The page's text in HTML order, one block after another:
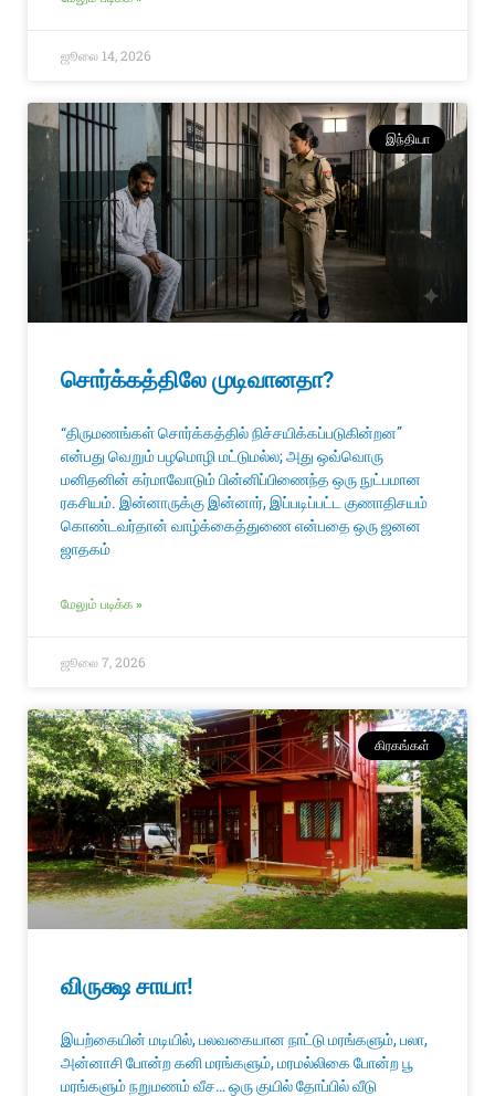
ஜூலை 14, 2026
இந்தியா
சொர்க்கத்திலே முடிவானதா?
“திருமணங்கள் சொர்க்கத்தில் நிச்சயிக்கப்படுகின்றன”
என்பது வெறும் பழமொழி மட்டுமல்ல; அது ஒவ்வொரு
மனிதனின் கர்மாவோடும் பின்னிப்பிணைந்த ஒரு நுட்பமான
ரகசியம். இன்னாருக்கு இன்னார், இப்படிப்பட்ட குணாதிசயம்
கொண்டவர்தான் வாழ்க்கைத்துணை என்பதை ஒரு ஜனன
ஜாதகம்
மேலும் படிக்க »
ஜூலை 7, 2026
கிரகங்கள்
விருக்ஷ சாயா!
இயற்கையின் மடியில், பலவகையான நாட்டு மரங்களும், பலா,
அன்னாசி போன்ற கனி மரங்களும், மரமல்லிகை போன்ற பூ
மரங்களும் நறுமணம் வீச… ஒரு குயில் தோப்பில் வீடு